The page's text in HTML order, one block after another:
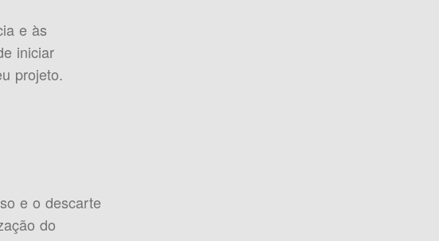
e às
iniciar
projeto.
e o descarte
do